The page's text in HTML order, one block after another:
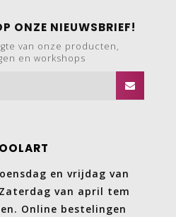
ONZE NIEUWSBRIEF!
van onze producten,
en workshops
en vrijdag van
van april tem
Online bestelingen